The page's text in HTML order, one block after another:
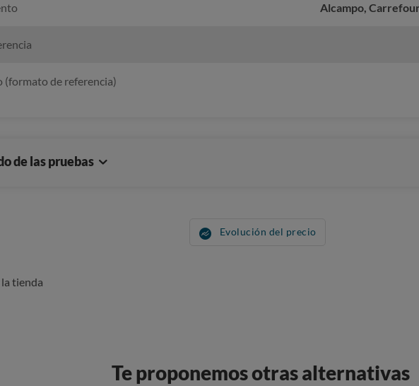
Alcampo,
(formato de referencia)
de las pruebas
Evolución del precio
tienda
Te proponemos otras alternativas